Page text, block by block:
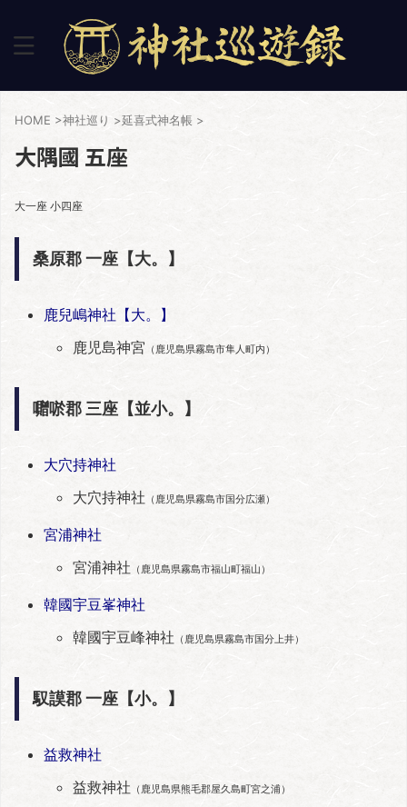
HOME >神社巡り >延喜式神名帳 >
大隅國 五座
大一座 小四座
桑原郡 一座【大。】
鹿兒嶋神社【大。】
鹿児島神宮 （鹿児島県霧島市隼人町内）
囎唹郡 三座【並小。】
大穴持神社
大穴持神社 （鹿児島県霧島市国分広瀬）
宮浦神社
宮浦神社 （鹿児島県霧島市福山町福山）
韓國宇豆峯神社
韓國宇豆峰神社 （鹿児島県霧島市国分上井）
馭謨郡 一座【小。】
益救神社
益救神社 （鹿児島県熊毛郡屋久島町宮之浦）